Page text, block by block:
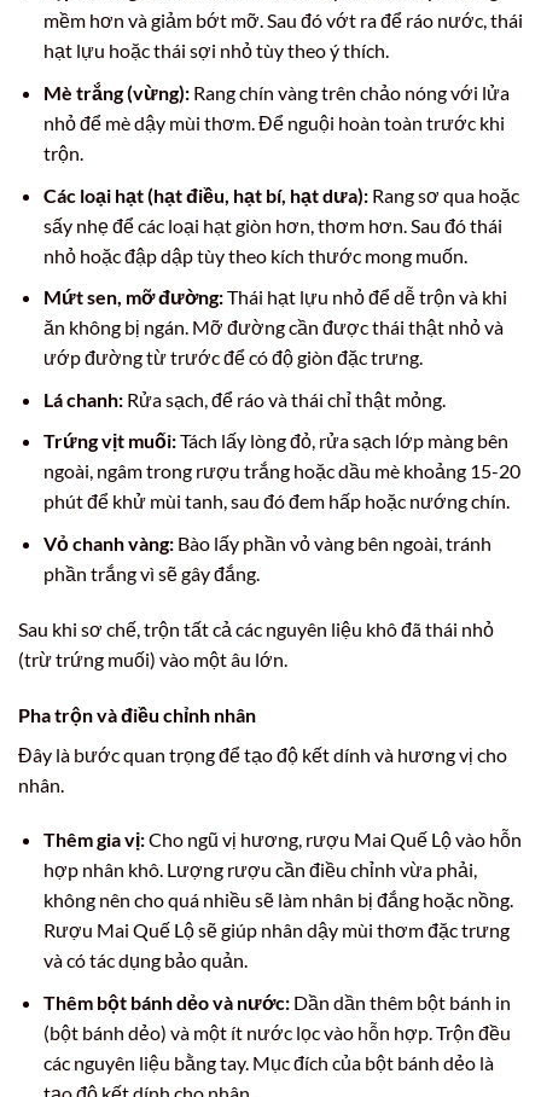
mềm hơn và giảm bớt mỡ. Sau đó vớt ra để ráo nước, thái
hạt lựu hoặc thái sợi nhỏ tùy theo ý thích.
Mè trắng (vừng):Rang chín vàng trên chảo nóng với lửa
nhỏ để mè dậy mùi thơm. Để nguội hoàn toàn trước khi
trộn.
Các loại hạt (hạt điều, hạt bí, hạt dưa):Rang sơ qua hoặc
sấy nhẹ để các loại hạt giòn hơn, thơm hơn. Sau đó thái
nhỏ hoặc đập dập tùy theo kích thước mong muốn.
Mứt sen, mỡ đường:Thái hạt lựu nhỏ để dễ trộn và khi
ăn không bị ngán. Mỡ đường cần được thái thật nhỏ và
ướp đường từ trước để có độ giòn đặc trưng.
Lá chanh:Rửa sạch, để ráo và thái chỉ thật mỏng.
Trứng vịt muối:Tách lấy lòng đỏ, rửa sạch lớp màng bên
ngoài, ngâm trong rượu trắng hoặc dầu mè khoảng 15-20
phút để khử mùi tanh, sau đó đem hấp hoặc nướng chín.
Vỏ chanh vàng:Bào lấy phần vỏ vàng bên ngoài, tránh
phần trắng vì sẽ gây đắng.
Sau khi sơ chế, trộn tất cả các nguyên liệu khô đã thái nhỏ
(trừ trứng muối) vào một âu lớn.
Pha trộn và điều chỉnh nhân
Đây là bước quan trọng để tạo độ kết dính và hương vị cho
nhân.
Thêm gia vị:Cho ngũ vị hương, rượu Mai Quế Lộ vào hỗn
hợp nhân khô. Lượng rượu cần điều chỉnh vừa phải,
không nên cho quá nhiều sẽ làm nhân bị đắng hoặc nồng.
Rượu Mai Quế Lộ sẽ giúp nhân dậy mùi thơm đặc trưng
và có tác dụng bảo quản.
Thêm bột bánh dẻo và nước:Dần dần thêm bột bánh in
(bột bánh dẻo) và một ít nước lọc vào hỗn hợp. Trộn đều
các nguyên liệu bằng tay. Mục đích của bột bánh dẻo là